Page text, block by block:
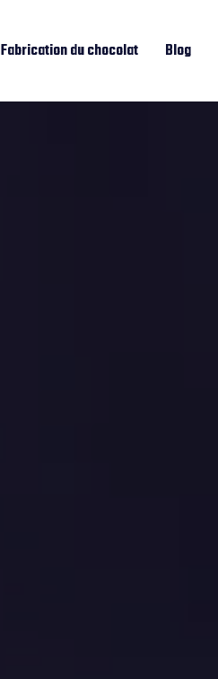
Fabrication du chocolat Blog